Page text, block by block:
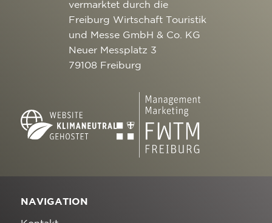
vermarktet durch die
Freiburg Wirtschaft Touristik
und Messe GmbH & Co. KG
Neuer Messplatz 3
79108 Freiburg
NAVIGATION